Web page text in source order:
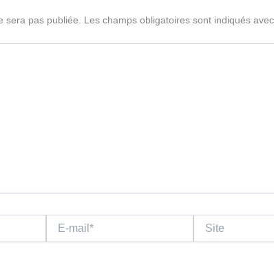
sera pas publiée. Les champs obligatoires sont indiqués avec
mail*